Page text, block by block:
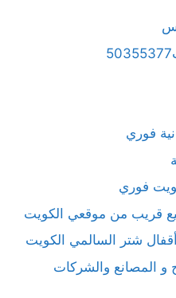
فوري
فوري
قريب من موقعي الكويت
شتر السالمي الكويت
و المصانع والشركات